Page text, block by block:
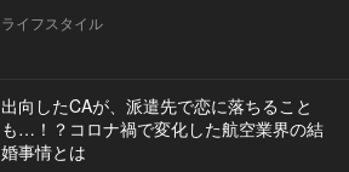
ライフスタイル
出向したCAが、派遣先で恋に落ちること
も…！？コロナ禍で変化した航空業界の結
婚事情とは